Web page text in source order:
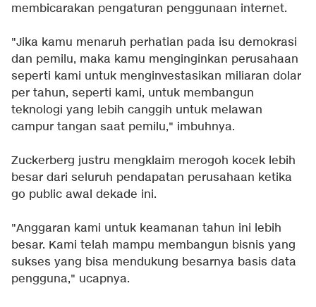
membicarakan pengaturan penggunaan internet.
"Jika kamu menaruh perhatian pada isu demokrasi
dan pemilu, maka kamu menginginkan perusahaan
seperti kami untuk menginvestasikan miliaran dolar
per tahun, seperti kami, untuk membangun
teknologi yang lebih canggih untuk melawan
campur tangan saat pemilu," imbuhnya.
Zuckerberg justru mengklaim merogoh kocek lebih
besar dari seluruh pendapatan perusahaan ketika
go public awal dekade ini.
"Anggaran kami untuk keamanan tahun ini lebih
besar. Kami telah mampu membangun bisnis yang
sukses yang bisa mendukung besarnya basis data
pengguna," ucapnya.